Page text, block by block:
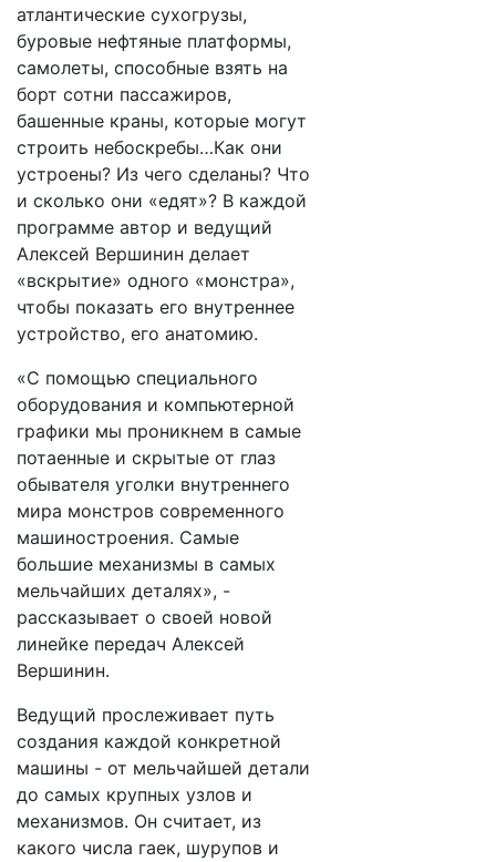
атлантические сухогрузы,
буровые нефтяные платформы,
самолеты, способные взять на
борт сотни пассажиров,
башенные краны, которые могут
строить небоскребы…Как они
устроены? Из чего сделаны? Что
и сколько они «едят»? В каждой
программе автор и ведущий
Алексей Вершинин делает
«вскрытие» одного «монстра»,
чтобы показать его внутреннее
устройство, его анатомию.
«С помощью специального
оборудования и компьютерной
графики мы проникнем в самые
потаенные и скрытые от глаз
обывателя уголки внутреннего
мира монстров современного
машиностроения. Самые
большие механизмы в самых
мельчайших деталях», -
рассказывает о своей новой
линейке передач Алексей
Вершинин.
Ведущий прослеживает путь
создания каждой конкретной
машины - от мельчайшей детали
до самых крупных узлов и
механизмов. Он считает, из
какого числа гаек, шурупов и